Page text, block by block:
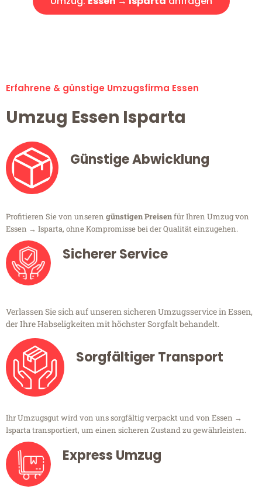
Erfahrene & günstige Umzugsfirma Essen
Umzug Essen Isparta
Günstige Abwicklung
Profitieren Sie von unseren günstigen Preisenfür Ihren Umzug von
Essen → Isparta, ohne Kompromisse bei der Qualität einzugehen.
Sicherer Service
Verlassen Sie sich auf unseren sicheren Umzugsservice in Essen,
der Ihre Habseligkeiten mit höchster Sorgfalt behandelt.
Sorgfältiger Transport
Ihr Umzugsgut wird von uns sorgfältig verpackt und von Essen →
Isparta transportiert, um einen sicheren Zustand zu gewährleisten.
Express Umzug